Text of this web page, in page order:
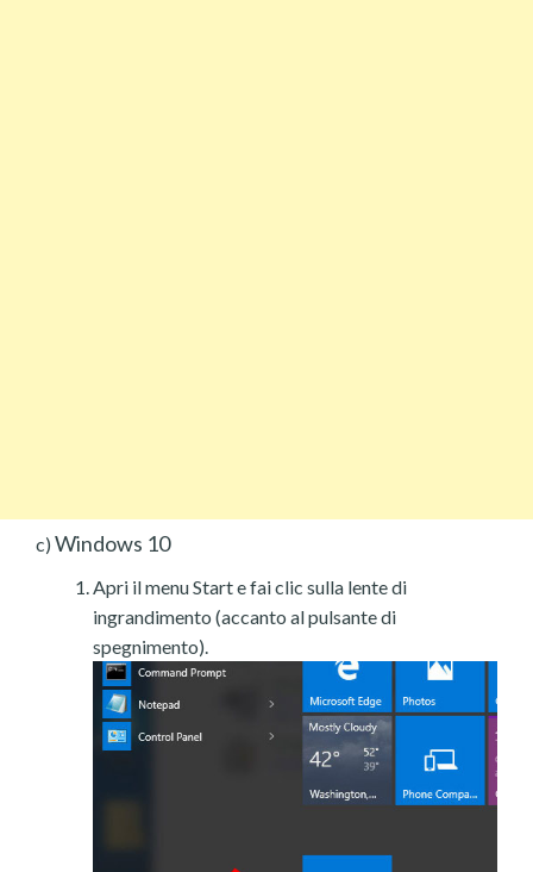
c) Windows 10
Apri il menu Start e fai clic sulla lente di
ingrandimento (accanto al pulsante di
spegnimento).